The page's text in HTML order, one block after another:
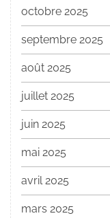
octobre 2025
septembre 2025
août 2025
juillet 2025
juin 2025
mai 2025
avril 2025
mars 2025